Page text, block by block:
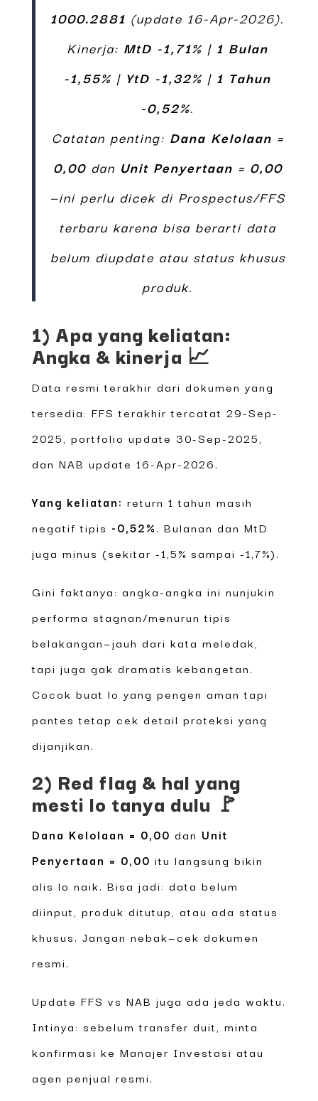
1000.2881 (update 16-Apr-2026).
Kinerja: MtD -1,71% | 1 Bulan
-1,55% | YtD -1,32% | 1 Tahun
-0,52%.
Catatan penting: Dana Kelolaan =
0,00dan Unit Penyertaan = 0,00
—ini perlu dicek di Prospectus/FFS
terbaru karena bisa berarti data
belum diupdate atau status khusus
produk.
1) Apa yang keliatan:
Angka & kinerja 📈
Data resmi terakhir dari dokumen yang
tersedia: FFS terakhir tercatat 29-Sep-
2025, portfolio update 30-Sep-2025,
dan NAB update 16-Apr-2026.
Yang keliatan: return 1 tahun masih
negatif tipis -0,52%. Bulanan dan MtD
juga minus (sekitar -1,5% sampai -1,7%).
Gini faktanya: angka-angka ini nunjukin
performa stagnan/menurun tipis
belakangan—jauh dari kata meledak,
tapi juga gak dramatis kebangetan.
Cocok buat lo yang pengen aman tapi
pantes tetap cek detail proteksi yang
dijanjikan.
2) Red flag & hal yang
mesti lo tanya dulu 🚩
Dana Kelolaan = 0,00 dan Unit
Penyertaan = 0,00 itu langsung bikin
alis lo naik. Bisa jadi: data belum
diinput, produk ditutup, atau ada status
khusus. Jangan nebak—cek dokumen
resmi.
Update FFS vs NAB juga ada jeda waktu.
Intinya: sebelum transfer duit, minta
konfirmasi ke Manajer Investasi atau
agen penjual resmi.